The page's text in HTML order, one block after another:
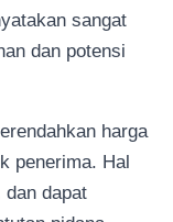
sangat
dan potensi
harga
penerima. Hal
dapat